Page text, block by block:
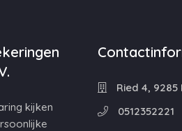
kijken
Ried 4,
0512352221